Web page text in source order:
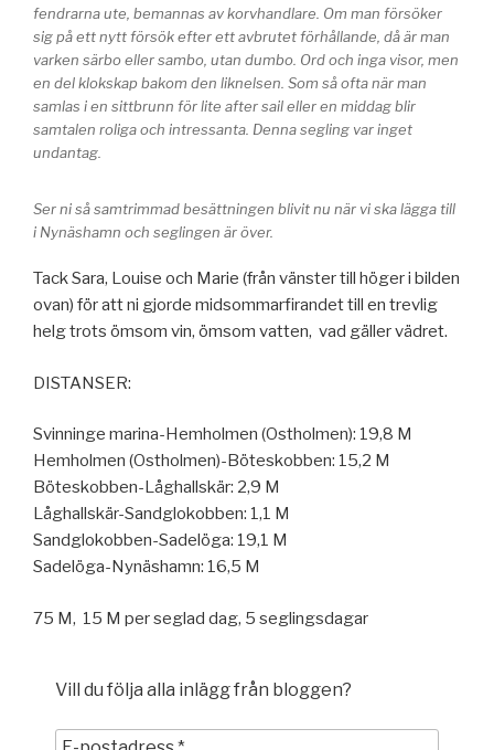
fendrarna ute, bemannas av korvhandlare. Om man försöker
sig på ett nytt försök efter ett avbrutet förhållande, då är man
varken särbo eller sambo, utan dumbo. Ord och inga visor, men
en del klokskap bakom den liknelsen. Som så ofta när man
samlas i en sittbrunn för lite after sail eller en middag blir
samtalen roliga och intressanta. Denna segling var inget
undantag.
Ser ni så samtrimmad besättningen blivit nu när vi ska lägga till
i Nynäshamn och seglingen är över.
Tack Sara, Louise och Marie (från vänster till höger i bilden
ovan) för att ni gjorde midsommarfirandet till en trevlig
helg trots ömsom vin, ömsom vatten, vad gäller vädret.
DISTANSER:
Svinninge marina-Hemholmen (Ostholmen): 19,8 M
Hemholmen (Ostholmen)-Böteskobben: 15,2 M
Böteskobben-Låghallskär: 2,9 M
Låghallskär-Sandglokobben: 1,1 M
Sandglokobben-Sadelöga: 19,1 M
Sadelöga-Nynäshamn: 16,5 M
75 M, 15 M per seglad dag, 5 seglingsdagar
Vill du följa alla inlägg från bloggen?